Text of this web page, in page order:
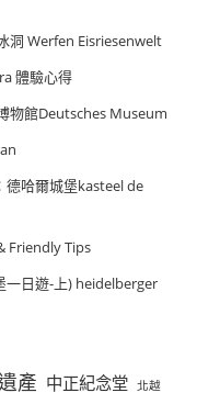
洞 Werfen Eisriesenwelt
體驗心得
物館Deutsches Museum
哈爾城堡kasteel de
Friendly Tips
一日遊-上) heidelberger
產 中正紀念堂 北越